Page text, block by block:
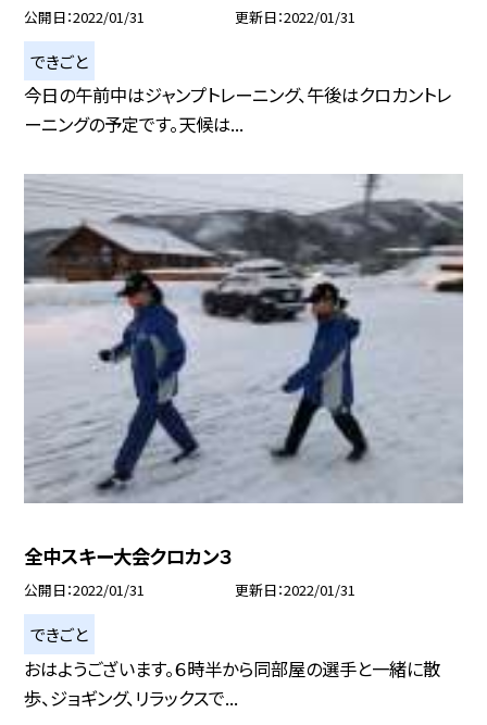
公開日 2022/01/31 更新日 2022/01/31
できごと
今日の午前中はジャンプトレーニング、午後はクロカントレ
ーニングの予定です。天候は...
全中スキー大会クロカン３
公開日 2022/01/31 更新日 2022/01/31
できごと
おはようございます。６時半から同部屋の選手と一緒に散
歩、ジョギング、リラックスで...